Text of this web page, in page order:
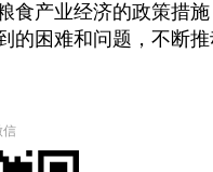
食产业经济的政策措施
困难和问题，不断推
信